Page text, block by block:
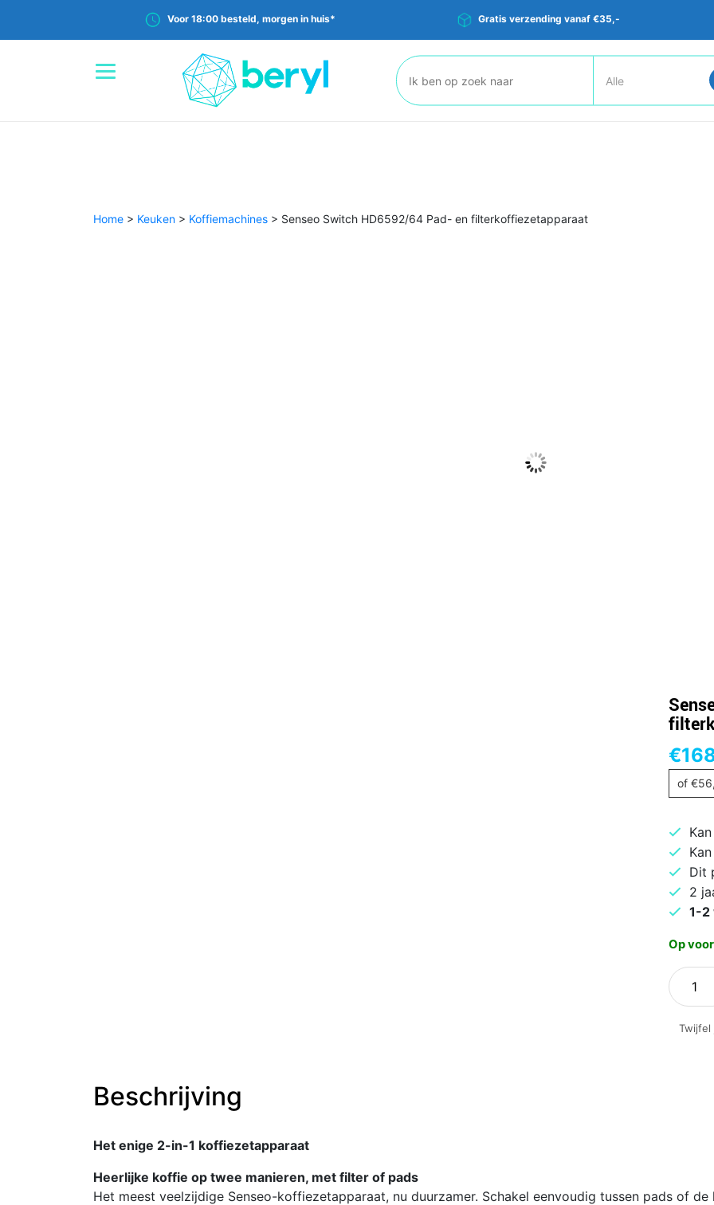
Voor 18:00 besteld, morgen in huis* Gratis verzending vanaf €35,-
Zoeken:
Home > Keuken > Koffiemachines > Senseo Switch HD6592/64 Pad- en filterkoffiezetapparaat
€
of €
Dit
2
1-2
Op
Senseo
Switch
Pad-
Twijfel
Beschrijving
Het enige 2-in-1 koffiezetapparaat
Heerlijke koffie op twee manieren, met filter of pads
Het meest veelzijdige Senseo-koffiezetapparaat, nu duurzamer. Schakel eenvoudig tussen pads of de